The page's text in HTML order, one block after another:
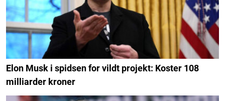
Elon Musk i spidsen for vildt projekt: Koster 108
milliarder kroner